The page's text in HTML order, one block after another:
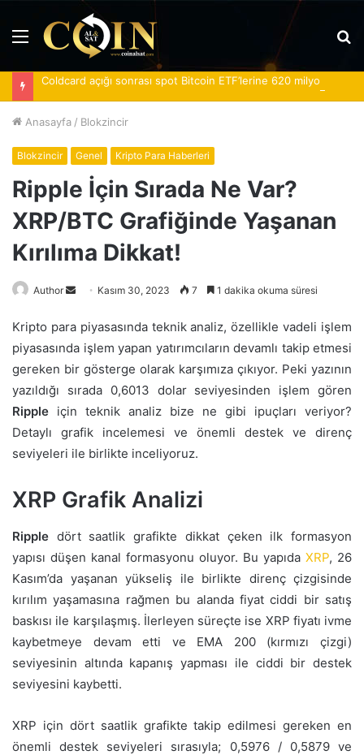
Menü
Anasayfa / Blokzincir
Blokzincir Genel Kripto Para Haberleri
Ripple İçin Sırada Ne Var?
XRP/BTC Grafiğinde Yaşanan
Kırılıma Dikkat!
Author
Bir
posta
göndermek
Kasım 30, 2023 7 1 dakika okuma süresi
Kripto para piyasasında teknik analiz, özellikle vadeli işlem
piyasasında işlem yapan yatırımcıların devamlı takip etmesi
gereken bir gösterge olarak karşımıza çıkıyor. Peki yazının
yazıldığı sırada 0,6013 dolar seviyesinden işlem gören
Ripple için teknik analiz bize ne gibi ipuçları veriyor?
Detaylı grafik incelemesi ve önemli destek ve direnç
seviyeleri ile birlikte inceliyoruz.
XRP Grafik Analizi
Ripple dört saatlik grafikte dikkat çeken ilk formasyon
yapısı düşen kanal formasyonu oluyor. Bu yapıda XRP, 26
Kasım’da yaşanan yükseliş ile birlikte direnç çizgisinde
kırılım yaşamasına rağmen bu alanda fiyat ciddi bir satış
baskısı ile karşılaşmış. İlerleyen süreçte ise XRP fiyatı ivme
kaybetmeye devam etti ve EMA 200 (kırmızı çizgi)
seviyesinin altında kapanış yapması ile ciddi bir destek
seviyesini kaybetti.
XRP için dört saatlik grafikte takip edilmesi gereken en
önemli destek seviyeleri sırasıyla; 0,5976 / 0,5879 ve